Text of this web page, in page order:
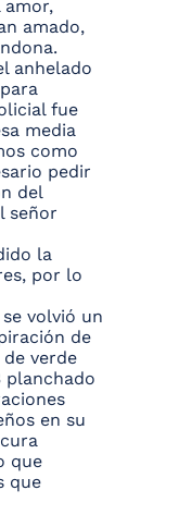
amor,
amado,
anhelado
fue
media
como
pedir
del
señor
la
por lo
volvió un
de
verde
planchado
en su
que
que